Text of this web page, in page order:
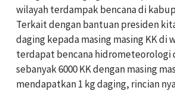
wilayah terdampak bencana di
Terkait dengan bantuan presiden
daging kepada masing masing KK di
terdapat bencana hidrometeorologi
sebanyak 6000 KK dengan masing
mendapatkan 1 kg daging, rincian